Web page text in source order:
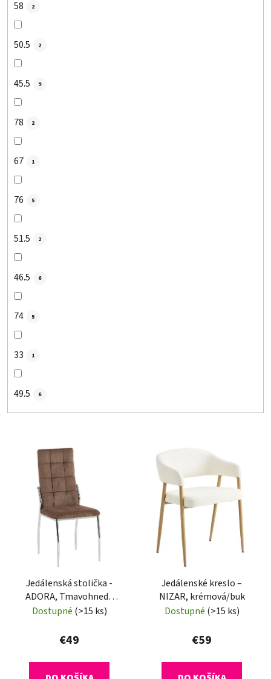
58 2
50.5 2
45.5 9
78 2
67 1
76 5
51.5 2
46.5 6
74 5
33 1
49.5 6
Jedálenská stolička -
ADORA, Tmavohnedá
látka
Dostupné (>15 ks)
€49
Jedálenské kreslo –
NIZAR, krémová/buk
Dostupné (>15 ks)
€59